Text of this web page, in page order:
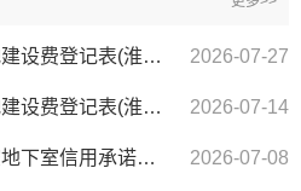
依法减免防空地下室易地建设费登记表(淮北圣洁新材料有限公司) 2026-07-27
依法减免防空地下室易地建设费登记表(淮北相恒项目管理有限公司) 2026-07-14
新建民用建筑配建的防空地下室信用承诺书（杜庙新村北区） 2026-07-08